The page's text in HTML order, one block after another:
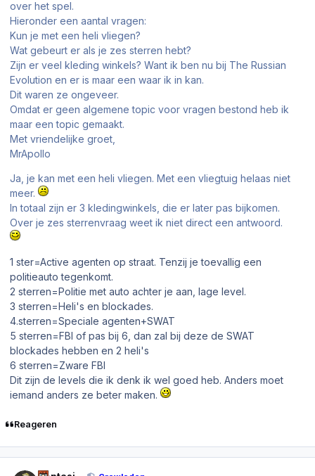
over het spel.
Hieronder een aantal vragen:
Kun je met een heli vliegen?
Wat gebeurt er als je zes sterren hebt?
Zijn er veel kleding winkels? Want ik ben nu bij The Russian
Evolution en er is maar een waar ik in kan.
Dit waren ze ongeveer.
Omdat er geen algemene topic voor vragen bestond heb ik
maar een topic gemaakt.
Met vriendelijke groet,
MrApollo
Ja, je kan met een heli vliegen. Met een vliegtuig helaas niet
meer.
In totaal zijn er 3 kledingwinkels, die er later pas bijkomen.
Over je zes sterrenvraag weet ik niet direct een antwoord.
1 ster=Active agenten op straat. Tenzij je toevallig een
politieauto tegenkomt.
2 sterren=Politie met auto achter je aan, lage level.
3 sterren=Heli's en blockades.
4.sterren=Speciale agenten+SWAT
5 sterren=FBI of pas bij 6, dan zal bij deze de SWAT
blockades hebben en 2 heli's
6 sterren=Zware FBI
Dit zijn de levels die ik denk ik wel goed heb. Anders moet
iemand anders ze beter maken.
Reageren